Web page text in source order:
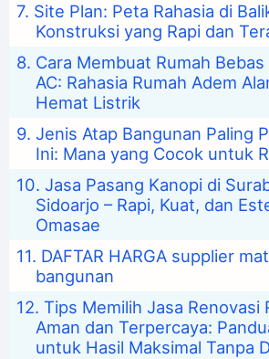
Site Plan: Peta Rahasia di
Konstruksi yang Rapi dan
Cara Membuat Rumah Bebas
AC: Rahasia Rumah Adem
Hemat Listrik
Jenis Atap Bangunan Paling
Ini: Mana yang Cocok untuk
Jasa Pasang Kanopi di
Sidoarjo – Rapi, Kuat, dan
Omasae
DAFTAR HARGA supplier
bangunan
Tips Memilih Jasa Renovasi
Aman dan Terpercaya:
untuk Hasil Maksimal Tanpa